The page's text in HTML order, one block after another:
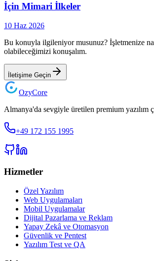
İçin Mimari İlkeler
10 Haz 2026
Bu konuyla ilgileniyor musunuz? İşletmenize
olabileceğimizi konuşalım.
İletişime Geçin
OzyCore
Almanya'da sevgiyle üretilen premium yazılım
+49 172 155 1995
Hizmetler
Özel Yazılım
Web Uygulamaları
Mobil Uygulamalar
Dijital Pazarlama ve Reklam
Yapay Zekâ ve Otomasyon
Güvenlik ve Pentest
Yazılım Test ve QA